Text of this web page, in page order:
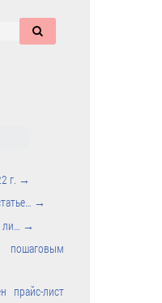
г. →
→
→
прайс-лист